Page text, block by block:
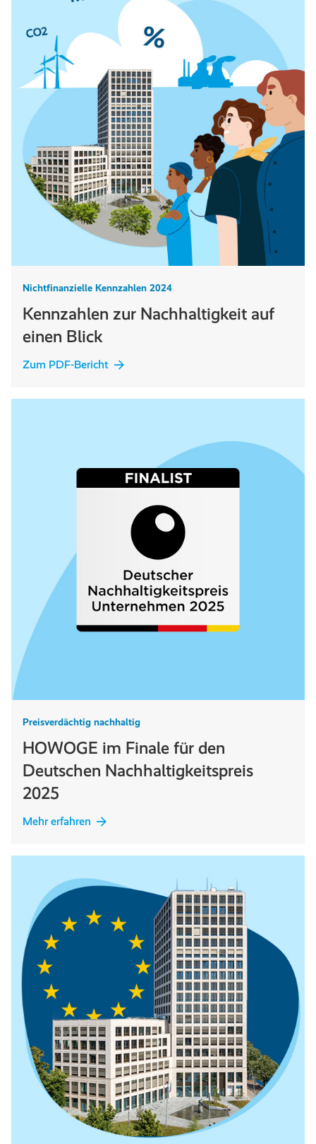
Nichtfinanzielle Kennzahlen 2024
Kennzahlen zur Nachhaltigkeit auf
einen Blick
Zum PDF-Bericht
Preisverdächtig nachhaltig
HOWOGE im Finale für den
Deutschen Nachhaltigkeitspreis
2025
Mehr erfahren